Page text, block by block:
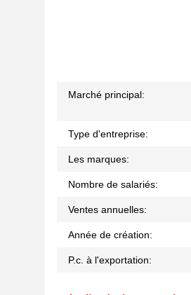
Marché principal:
Type d'entreprise:
Les marques:
Nombre de salariés:
Ventes annuelles:
Année de création:
P.c. à l'exportation: